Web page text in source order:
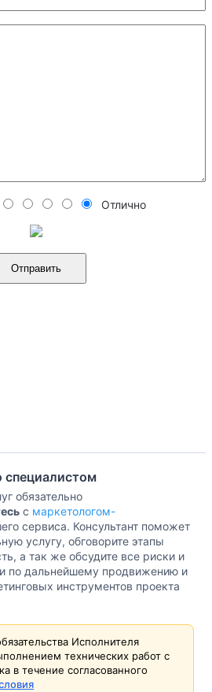
Отлично
Отправить
специалистом
обязательно
с маркетологом-
сервиса. Консультант поможет
услугу, обговорите этапы
а так же обсудите все риски и
по дальнейшему продвижению и
инструментов проекта
Исполнителя
технических работ с
в течение согласованного